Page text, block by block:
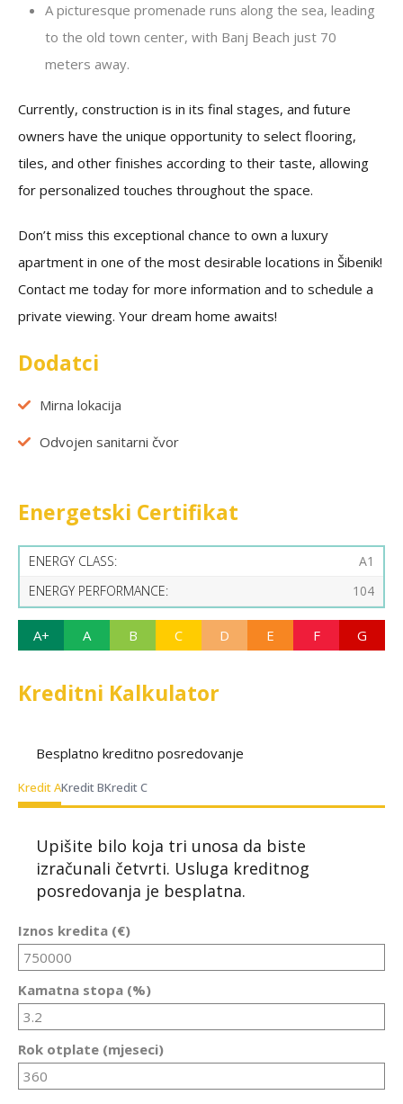
A picturesque promenade runs along the sea, leading
to the old town center, with Banj Beach just 70
meters away.
Currently, construction is in its final stages, and future
owners have the unique opportunity to select flooring,
tiles, and other finishes according to their taste, allowing
for personalized touches throughout the space.
Don’t miss this exceptional chance to own a luxury
apartment in one of the most desirable locations in Šibenik!
Contact me today for more information and to schedule a
private viewing. Your dream home awaits!
Dodatci
Mirna lokacija
Odvojen sanitarni čvor
Energetski Certifikat
ENERGY CLASS:
A1
ENERGY PERFORMANCE:
104
A+ A B C D E F G
Kreditni Kalkulator
Besplatno kreditno posredovanje
Kredit AKredit BKredit C
Upišite bilo koja tri unosa da biste
izračunali četvrti. Usluga kreditnog
posredovanja je besplatna.
Iznos kredita (€)
Kamatna stopa (%)
Rok otplate (mjeseci)